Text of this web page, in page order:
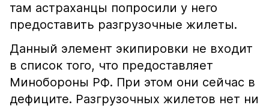
там астраханцы попросили у него
предоставить разгрузочные жилеты.
Данный элемент экипировки не входит
в список того, что предоставляет
Минобороны РФ. При этом они сейчас в
дефиците. Разгрузочных жилетов нет ни